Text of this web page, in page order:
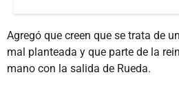
Agregó que creen que se trata de
mal planteada y que parte de la
mano con la salida de Rueda.